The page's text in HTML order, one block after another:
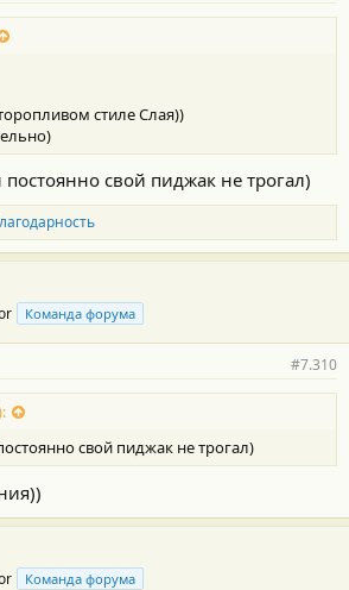
стиле Слая))
свой пиджак не трогал)
Команда форума
#7.310
свой пиджак не трогал)
Команда форума